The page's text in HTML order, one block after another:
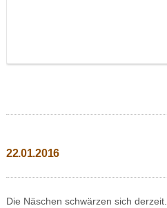
22.01.2016
Die Näschen schwärzen sich derzeit.